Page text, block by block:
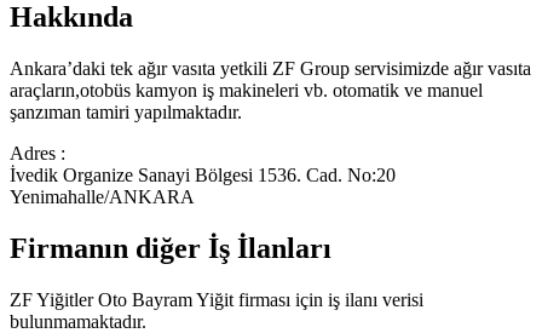
Hakkında
Ankara’daki tek ağır vasıta yetkili ZF Group servisimizde ağır vasıta
araçların,otobüs kamyon iş makineleri vb. otomatik ve manuel
şanzıman tamiri yapılmaktadır.
Adres :
İvedik Organize Sanayi Bölgesi 1536. Cad. No:20
Yenimahalle/ANKARA
Firmanın diğer İş İlanları
ZF Yiğitler Oto Bayram Yiğit firması için iş ilanı verisi
bulunmamaktadır.